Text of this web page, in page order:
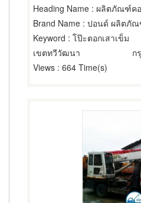
Heading Name : ผลิตภัณฑ์คอนกรีต,เคร
Brand Name : ปอนด์ ผลิตภั
Keyword : โป๊ะตอกเสาเข็ม
เขตทวีวัฒนา
ก
Views : 664 Time(s)